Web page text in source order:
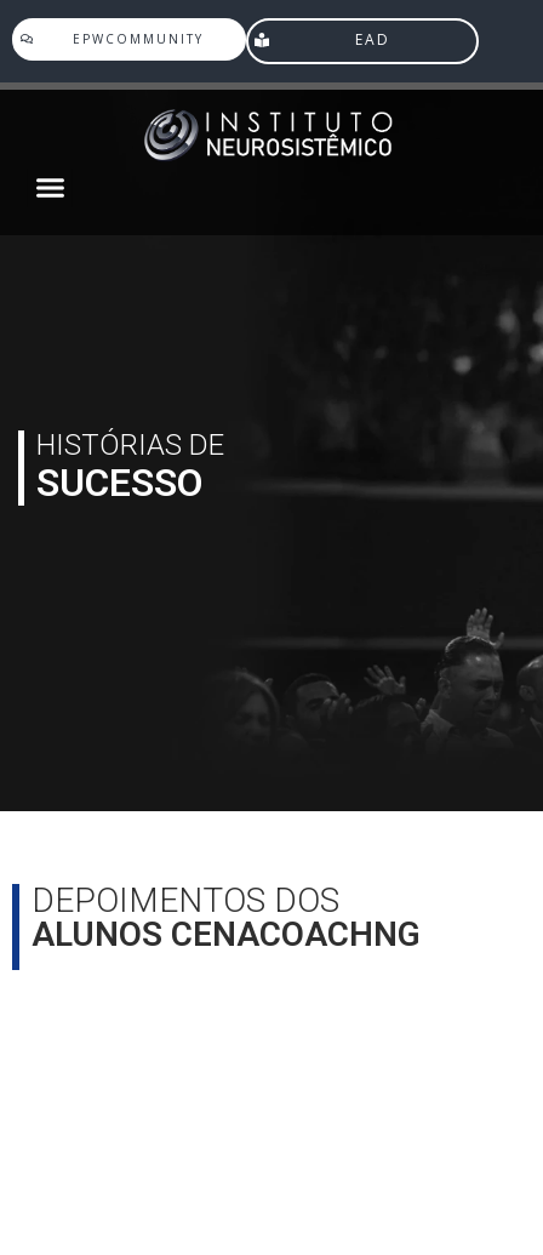
EPWCOMMUNITY EAD
HISTÓRIAS DE
SUCESSO
DEPOIMENTOS DOS
ALUNOS CENACOACHNG